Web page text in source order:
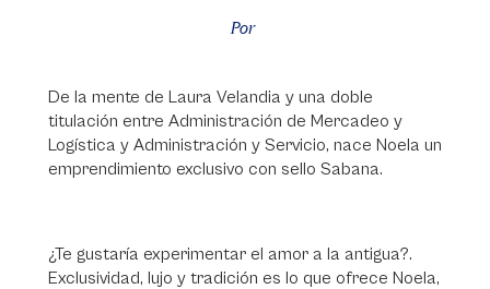
Por
De la mente de Laura Velandia y una doble
titulación entre Administración de Mercadeo y
Logística y Administración y Servicio, nace Noela un
emprendimiento exclusivo con sello Sabana.
¿Te gustaría experimentar el amor a la antigua?.
Exclusividad, lujo y tradición es lo que ofrece Noela,